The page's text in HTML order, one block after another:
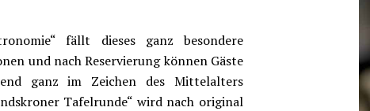
fällt dieses ganz besondere
und nach Reservierung können Gäste
ganz im Zeichen des Mittelalters
Tafelrunde“ wird nach original